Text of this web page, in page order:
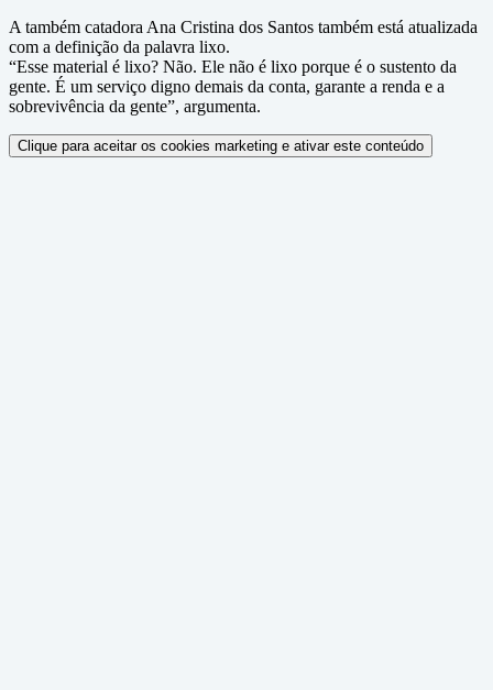
A também catadora Ana Cristina dos Santos também está atualizada
com a definição da palavra lixo.
“Esse material é lixo? Não. Ele não é lixo porque é o sustento da
gente. É um serviço digno demais da conta, garante a renda e a
sobrevivência da gente”, argumenta.
Clique para aceitar os cookies marketing e ativar este conteúdo